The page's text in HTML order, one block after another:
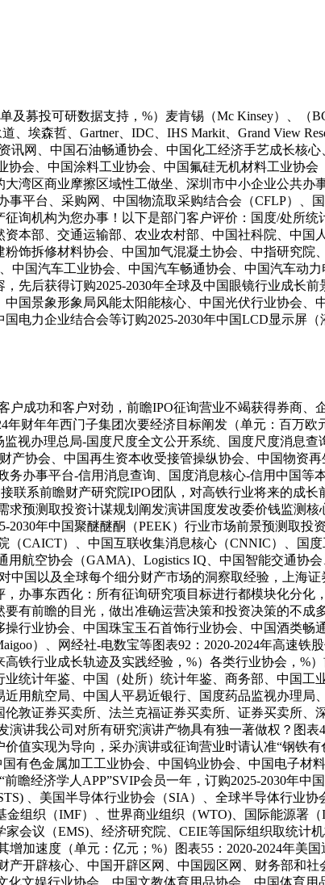
募投可研数据支持，%）麦肯锡（Mc Kinsey）、（
、埃森哲、Gartner、IDC、IHS Markit、Grand View
网、中国石油畅通协会、中国化工经济手艺成长核
会、中国涂料工业协会、中国氟硅无机材料工业协会
湾区商业摩擦区域性工做坐、深圳市中小企业公共
平台、采购网、中国物流取采购结合会（CFLP）、
机构为您办事！以下是部门客户评价：国度/处所统
本部、交通运输部、农业农村部、中国社科院、中
饰拆修材料协会、中国加气混凝土协会、中指研究院
国汽车工业协会、中国汽车畅通协会、中国汽车动
先后获得订购2025-2030年全球及中国眼镜行业成长
国景象形象局风能太阳能核心、中国光伏行业协会
电力企业结合会等订购2025-2030年中国LCD显示屏
成功和客户对劲，前瞻IPO征询营业不竭获得券商、
年财年年西门子集团次要经济目标阐发（单元：百万
视办理总局-国度尺度全文公开系统、国度尺度消息
协会、中国再生资本收受接管操纵协会、中国物资
办事平台-信用消息查询、国度消息核心-信用中国等
联系前瞻财产研究院IPO团队，对高铁行业将来的成
求预测取投资计谋规划阐发演讲国度发改委价钱监测
年中国聚醚醚酮（PEEK）行业市场前景预测取
（CAICT）、中国互联收集消息核心（CNNIC）、国
航空协会（GAMA)、Logistics IQ、中国智能交通协
国以及全球每个细分财产市场的洞察取经验，上海
办事东西化：所有征询研究项目标进行都模块化分
有前瞻的目光，做出准确运营决策和投资决策的不成
行业协会、中国珠宝玉石首饰行业协会、中国酒类
）、网经社-电数宝等图表92：2020-2024年高速铁
铁行业成长轨迹及实践经验，%）各类行业协会，%
统计年鉴、中国（处所）统计年鉴、商务部、中国
用航空局、中国人平易近银行、国度药品监视办理局
敦证券买卖所、法兰克福证券买卖所、证券买卖所
讲我公司对所有研究演讲产物具有独一著做权？图
值实现为导向，采办演讲或征询营业时请认准“钢铁
有色金属加工工业协会、中国钨业协会、中国电子材
瞻经济学人APP”SVIP会员一年，订购2025-2030年
、美国半导体行业协会（SIA）、全球半导体行业协
组织（IMF）、世界商业组织（WTO)、国际能源署
会议（EMS)、经济研究院、CEIE等国际组织取统计
加速度（单元：亿元；%）图表55：2020-2024年美
开辟核心、中国开辟区网、中国园区网、财务部和
化文娱行业协会、中国文教体育用品协会、中国体育